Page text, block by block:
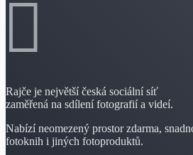
Rajče je největší česká sociální síť
zaměřená na sdílení fotografií a videí.
Nabízí neomezený prostor zdarma,
fotoknih i jiných fotoproduktů.